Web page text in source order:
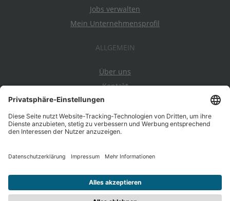
Jobs verwalten
Mein Unternehmensprofil
ALLGEMEIN
Über uns
Kontakt
Datenschutz
Impressum
AGBs
Ein Projekt von EnableMe & myAbility|Entwickelt durch